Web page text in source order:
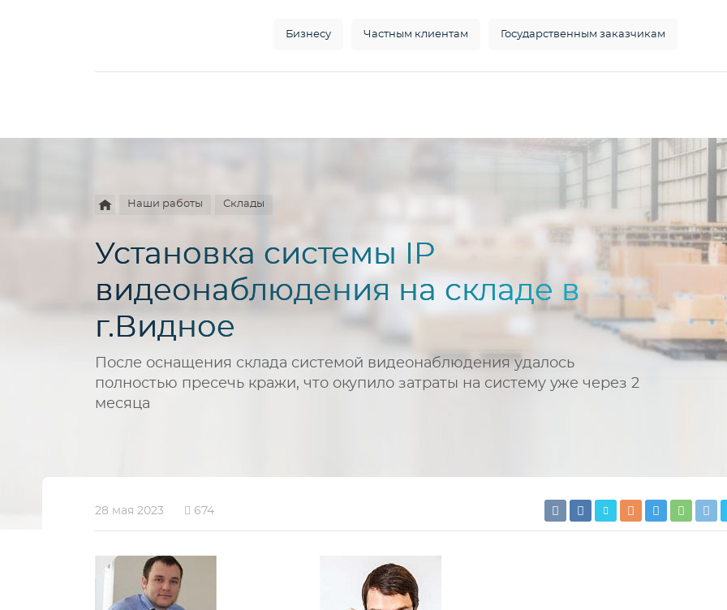
вездеНайти
Бизнесу Частным клиентам Государственным заказчикам
Наши работы Склады
Установка системы IP
видеонаблюдения на складе в
г.Видное
После оснащения склада системой видеонаблюдения удалось
полностью пресечь кражи, что окупило затраты на систему уже через 2
месяца
28 мая 2023 674